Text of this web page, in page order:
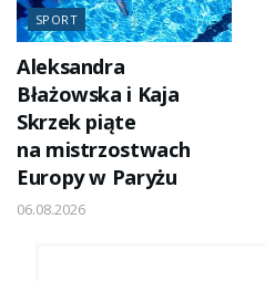
SPORT
Aleksandra
Błażowska i Kaja
Skrzek piąte
na mistrzostwach
Europy w Paryżu
06.08.2026